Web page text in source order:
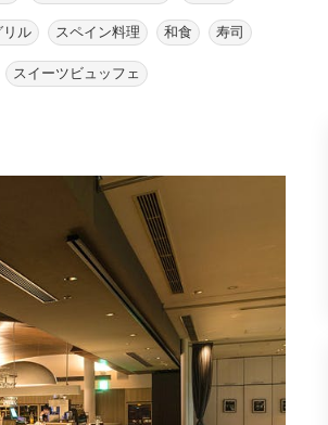
リル スペイン料理 和食 寿司
スイーツビュッフェ